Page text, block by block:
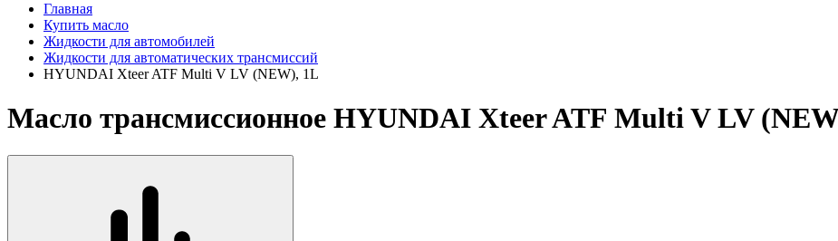
Главная
Купить масло
Жидкости для автомобилей
Жидкости для автоматических трансмиссий
HYUNDAI Xteer ATF Multi V LV (NEW), 1L
Масло трансмиссионное HYUNDAI Xteer ATF Multi V LV